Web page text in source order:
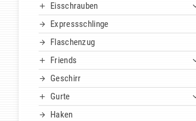
Eisschrauben
Expressschlinge
Flaschenzug
Friends
Geschirr
Gurte
Haken